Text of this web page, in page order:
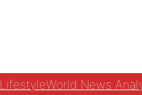
LifestyleWorld News